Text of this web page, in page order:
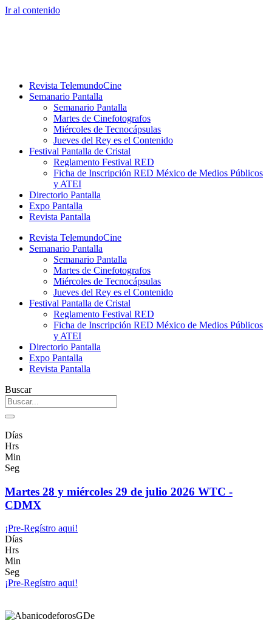
Ir al contenido
Revista TelemundoCine
Semanario Pantalla
Semanario Pantalla
Martes de Cinefotografos
Miércoles de Tecnocápsulas
Jueves del Rey es el Contenido
Festival Pantalla de Cristal
Reglamento Festival RED
Ficha de Inscripción RED México de Medios Públicos
y ATEI
Directorio Pantalla
Expo Pantalla
Revista Pantalla
Revista TelemundoCine
Semanario Pantalla
Semanario Pantalla
Martes de Cinefotografos
Miércoles de Tecnocápsulas
Jueves del Rey es el Contenido
Festival Pantalla de Cristal
Reglamento Festival RED
Ficha de Inscripción RED México de Medios Públicos
y ATEI
Directorio Pantalla
Expo Pantalla
Revista Pantalla
Buscar
Días
Hrs
Min
Seg
Martes 28 y miércoles 29 de julio 2026 WTC -
CDMX
¡Pre-Regístro aqui!
Días
Hrs
Min
Seg
¡Pre-Regístro aqui!